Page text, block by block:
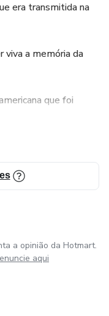
era transmitida na
a memória da
que foi
da velocidades.
a opinião da Hotmart.
aqui